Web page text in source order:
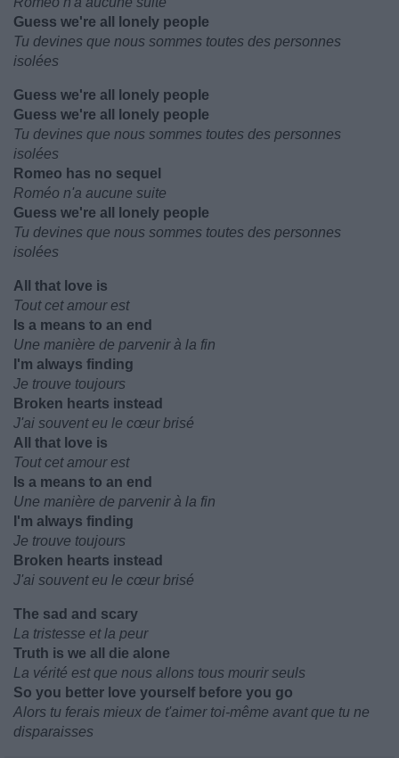
Guess we're all lonely people
Tu devines que nous sommes toutes des personnes
isolées
Guess we're all lonely people
Guess we're all lonely people
Tu devines que nous sommes toutes des personnes
isolées
Romeo has no sequel
Roméo n'a aucune suite
Guess we're all lonely people
Tu devines que nous sommes toutes des personnes
isolées
All that love is
Tout cet amour est
Is a means to an end
Une manière de parvenir à la fin
I'm always finding
Je trouve toujours
Broken hearts instead
J'ai souvent eu le cœur brisé
All that love is
Tout cet amour est
Is a means to an end
Une manière de parvenir à la fin
I'm always finding
Je trouve toujours
Broken hearts instead
J'ai souvent eu le cœur brisé
The sad and scary
La tristesse et la peur
Truth is we all die alone
La vérité est que nous allons tous mourir seuls
So you better love yourself before you go
Alors tu ferais mieux de t'aimer toi-même avant que tu ne
disparaisses